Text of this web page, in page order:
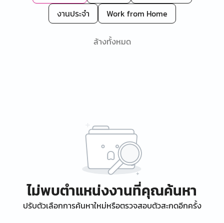
งานประจำ
Work from Home
ล้างทั้งหมด
ไม่พบตำแหน่งงานที่คุณค้นหา
ปรับตัวเลือกการค้นหาใหม่หรือตรวจสอบตัวสะกดอีกครั้ง